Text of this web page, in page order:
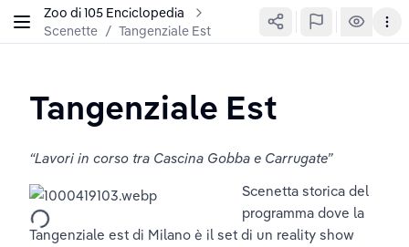
Zoo di 105 Enciclopedia
Scenette / Tangenziale Est
Tangenziale Est
“Lavori in corso tra Cascina Gobba e Carrugate”
Scenetta storica del
programma dove la
Tangenziale est di Milano è il set di un reality show